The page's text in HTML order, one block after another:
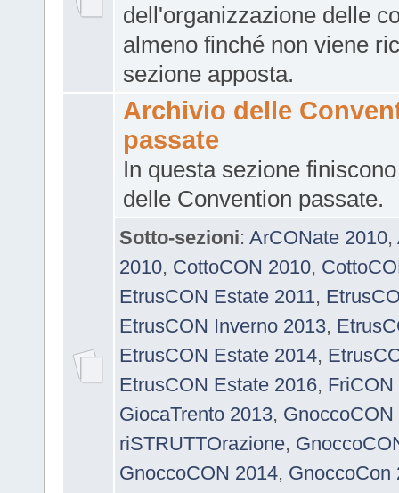
dell'organizzazione delle
almeno finché non viene
sezione apposta.
Archivio delle
passate
In questa sezione
delle Convention passate.
Sotto-sezioni: ArCONate 2010,
2010, CottoCON 2010,
EtrusCON Estate 2011,
EtrusCON Inverno 2013,
EtrusCON Estate 2014,
EtrusCON Estate 2016, FriCON
GiocaTrento 2013, GnoccoCON
riSTRUTTOrazione,
GnoccoCON 2014, GnoccoCon